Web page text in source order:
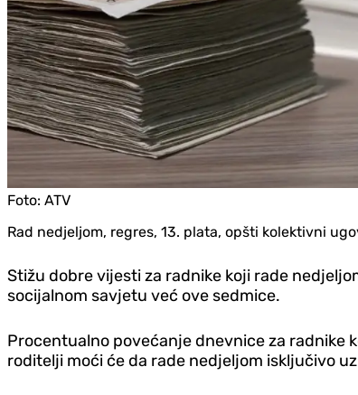
Foto: ATV
Rad nedjeljom, regres, 13. plata, opšti kolektivni
Stižu dobre vijesti za radnike koji rade
socijalnom savjetu već ove sedmice.
Procentualno povećanje dnevnice za radnike
roditelji moći će da rade nedjeljom isključivo